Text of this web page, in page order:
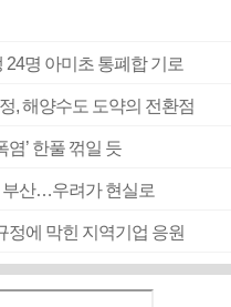
명 아미초 통폐합 기로
, 해양수도 도약의 전환점
’ 한풀 꺾일 듯
부산…우려가 현실로
에 막힌 지역기업 응원